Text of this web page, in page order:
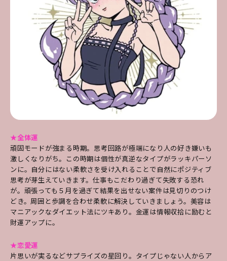
★全体運
頑固モードが強まる時期。思考回路が極端になり人の好き嫌いも
激しくなりがち。この時期は個性が真逆なタイプがラッキパーソ
ンに。自分にはない柔軟さを受け入れることで自然にポジティブ
思考が芽生えていきます。仕事もこだわり過ぎて失敗する恐れ
が。頑張っても５月を過ぎて結果を出せない案件は見切りのつけ
どき。周囲と歩調を合わせ柔軟に解決していきましょう。美容は
マニアックなダイエット法にツキあり。金運は情報収拾に励むと
財運アップに。
★恋愛運
片思いが実るなどサプライズの星回り。タイプじゃない人からア